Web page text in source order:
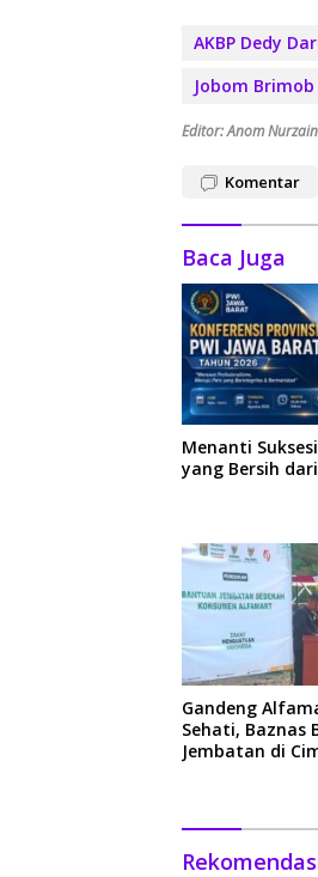
AKBP Dedy
Jobom
Editor: Anom Nurzain
Komentar
Baca Juga
Menanti
yang Bersih
Gandeng
Sehati, Baznas
Jembatan di